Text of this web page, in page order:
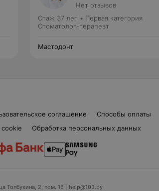
Нет отзывов
Стаж 37 лет • Первая категория
Стоматолог-терапевт
Мастодонт
соглашение Способы оплаты
Обработка персональных данных
Толбухина, 2, пом. 16 | help@103.by